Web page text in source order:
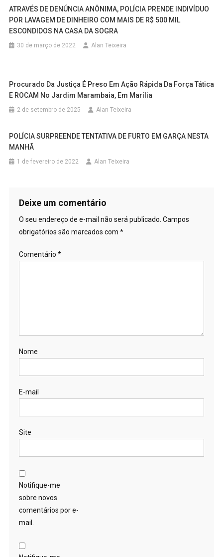
ATRAVÉS DE DENÚNCIA ANÔNIMA, POLÍCIA PRENDE INDIVÍDUO
POR LAVAGEM DE DINHEIRO COM MAIS DE R$ 500 MIL
ESCONDIDOS NA CASA DA SOGRA
30 de março de 2022 Alan Teixeira
Procurado Da Justiça É Preso Em Ação Rápida Da Força Tática
E ROCAM No Jardim Marambaia, Em Marília
2 de setembro de 2025 Alan Teixeira
POLÍCIA SURPREENDE TENTATIVA DE FURTO EM GARÇA NESTA
MANHÃ
1 de fevereiro de 2022 Alan Teixeira
Deixe um comentário
O seu endereço de e-mail não será publicado. Campos
obrigatórios são marcados com *
Comentário *
Nome
E-mail
Site
Notifique-me
sobre novos
comentários por e-
mail.